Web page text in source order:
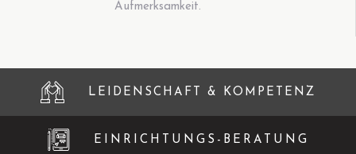
Aufmerksamkeit.
LEIDENSCHAFT & KOMPETENZ
EINRICHTUNGS-BERATUNG